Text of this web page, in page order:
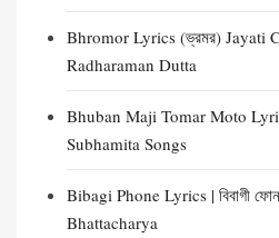
Bhromor Lyrics (ভ্রমর) Jayati
Radharaman Dutta
Bhuban Maji Tomar Moto
Subhamita Songs
Bibagi Phone Lyrics | বিবাগী
Bhattacharya